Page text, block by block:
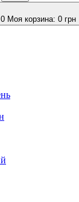
0 Моя корзина: 0 грн